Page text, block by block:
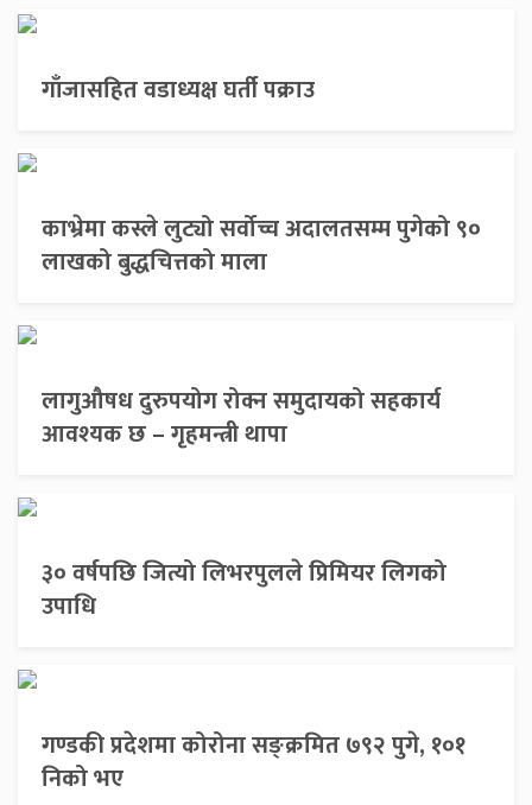
गाँजासहित वडाध्यक्ष घर्ती पक्राउ
काभ्रेमा कस्ले लुट्यो सर्वोच्च अदालतसम्म पुगेको ९०
लाखको बुद्धचित्तको माला
लागुऔषध दुरुपयोग रोक्न समुदायको सहकार्य
आवश्यक छ – गृहमन्त्री थापा
३० वर्षपछि जित्यो लिभरपुलले प्रिमियर लिगको
उपाधि
गण्डकी प्रदेशमा कोरोना सङ्क्रमित ७९२ पुगे, १०१
निको भए